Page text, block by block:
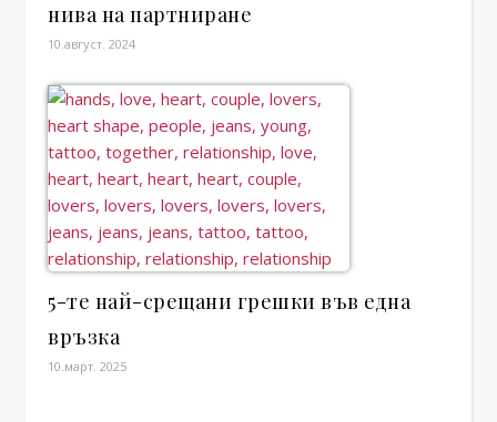
нива на партниране
10.август. 2024
5-те най-срещани грешки във една
връзка
10.март. 2025